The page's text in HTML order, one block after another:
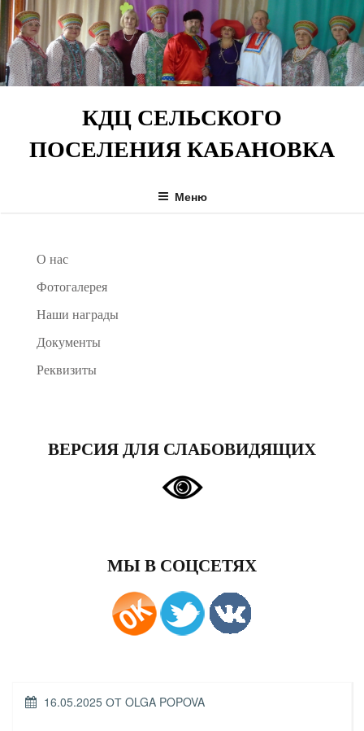
Перейти
к
содержимому
КДЦ СЕЛЬСКОГО
ПОСЕЛЕНИЯ КАБАНОВКА
Меню
О нас
Фотогалерея
Наши награды
Документы
Реквизиты
ВЕРСИЯ ДЛЯ СЛАБОВИДЯЩИХ
МЫ В СОЦСЕТЯХ
ОПУБЛИКОВАНО
16.05.2025 ОТ OLGA POPOVA